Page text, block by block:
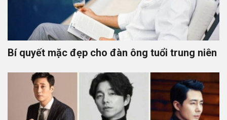
Bí quyết mặc đẹp cho đàn ông tuổi trung niên